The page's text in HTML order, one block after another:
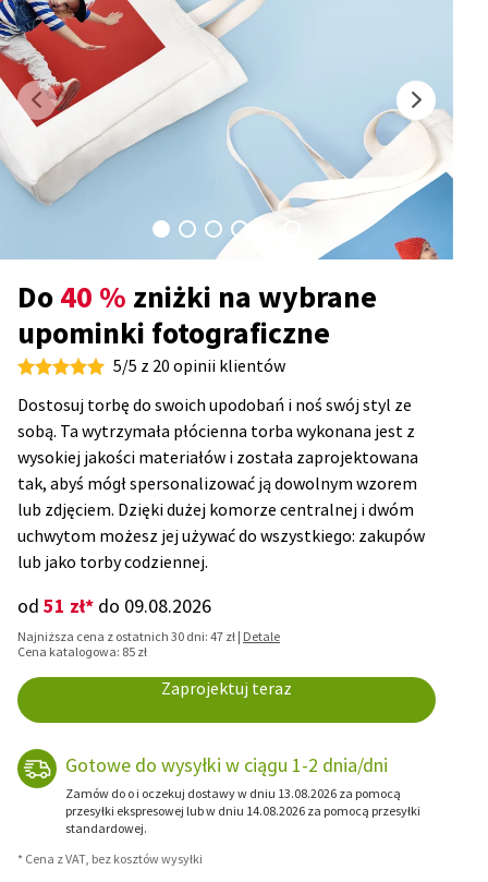
Do40 % zniżki na wybrane
upominki fotograficzne
5/5 z 20 opinii klientów
Dostosuj torbę do swoich upodobań i noś swój styl ze
sobą. Ta wytrzymała płócienna torba wykonana jest z
wysokiej jakości materiałów i została zaprojektowana
tak, abyś mógł spersonalizować ją dowolnym wzorem
lub zdjęciem. Dzięki dużej komorze centralnej i dwóm
uchwytom możesz jej używać do wszystkiego: zakupów
lub jako torby codziennej.
od 51 zł* do 09.08.2026
Najniższa cena z ostatnich 30 dni: 47 zł | Detale
Cena katalogowa: 85 zł
Zaprojektuj teraz
Gotowe do wysyłki w ciągu 1-2 dnia/dni
Zamów do o i oczekuj dostawy w dniu 13.08.2026 za pomocą
przesyłki ekspresowej lub w dniu 14.08.2026 za pomocą przesyłki
standardowej.
* Cena z VAT, bez kosztów wysyłki